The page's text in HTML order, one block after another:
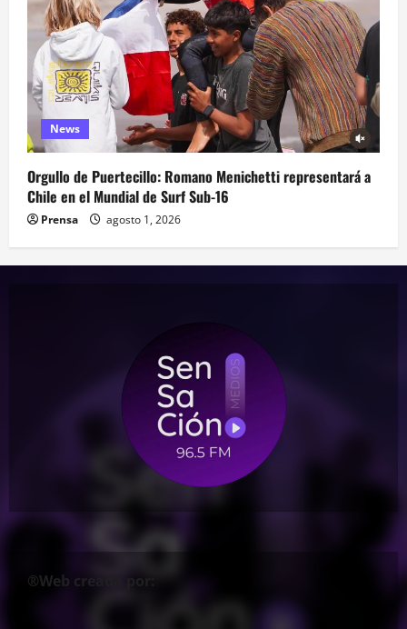
News
Orgullo de Puertecillo: Romano Menichetti representará a
Chile en el Mundial de Surf Sub-16
Prensa agosto 1, 2026
®Web creada por: